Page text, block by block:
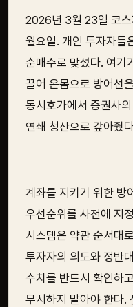
2026년 3월 23일 코
월요일. 개인 투자자들
순매수로 맞섰다. 여기
끌어 온몸으로 방어선
동시호가에서 증권사
연쇄 청산으로 갚아줬
계좌를 지키기 위한 방
우선순위를 사전에 지
시스템은 약관 순서대
투자자의 의도와 정반
수치를 반드시 확인하
무시하지 말아야 한다.